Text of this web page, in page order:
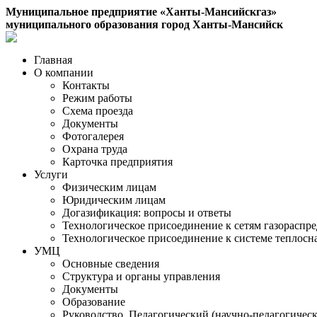
Муниципальное предприятие «Ханты-Мансийскгаз»
муниципального образования город Ханты-Мансийск
Главная
О компании
Контакты
Режим работы
Схема проезда
Документы
Фотогалерея
Охрана труда
Карточка предприятия
Услуги
Физическим лицам
Юридическим лицам
Догазификация: вопросы и ответы
Технологическое присоединение к сетям
Технологическое присоединение к системе
УМЦ
Основные сведения
Структура и органы управления
Документы
Образование
Руководство. Педагогический (научно-